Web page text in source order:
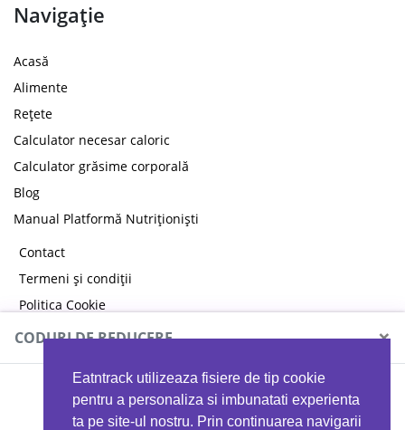
Eatntrack utilizeaza fisiere de tip cookie
pentru a personaliza si imbunatati experienta
ta pe site-ul nostru. Prin continuarea navigarii
Navigație
Acasă
Alimente
Rețete
Calculator necesar caloric
Calculator grăsime corporală
Blog
Manual Platformă Nutriționiști
Contact
Termeni și condiții
Politica Cookie
Politica de confidențialitate
CODURI DE REDUCERE ×
MYPROTEIN